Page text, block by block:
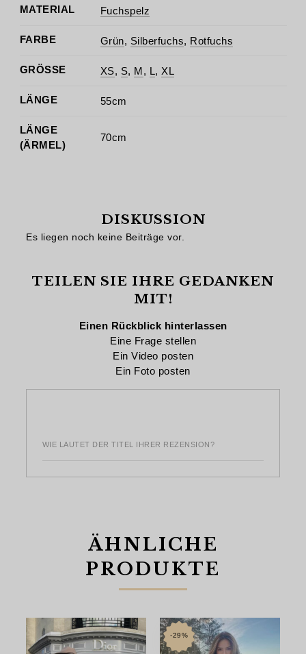
MATERIAL Fuchspelz
FARBE Grün, Silberfuchs, Rotfuchs
GRÖSSE XS, S, M, L, XL
LÄNGE 55cm
LÄNGE
(ÄRMEL)
70cm
DISKUSSION
Es liegen noch keine Beiträge vor.
TEILEN SIE IHRE GEDANKEN
MIT!
Einen Rückblick hinterlassen
Eine Frage stellen
Ein Video posten
Ein Foto posten
WIE LAUTET DER TITEL IHRER REZENSION?
ÄHNLICHE
PRODUKTE
-29%